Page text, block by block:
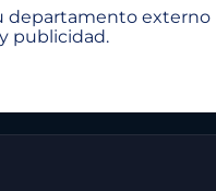
departamento externo
publicidad.